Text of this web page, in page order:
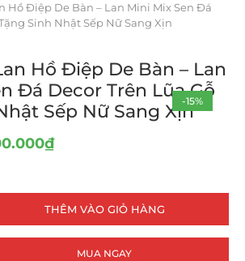
Hồ Điệp De Bàn – Lan Mini Mix Sen Đá
Sinh Nhật Sếp Nữ Sang Xịn
-15%
Hồ Điệp De Bàn – Lan
Đá Decor Trên Lũa Gỗ
Sếp Nữ Sang Xịn
₫
THÊM VÀO GIỎ HÀNG
MUA NGAY